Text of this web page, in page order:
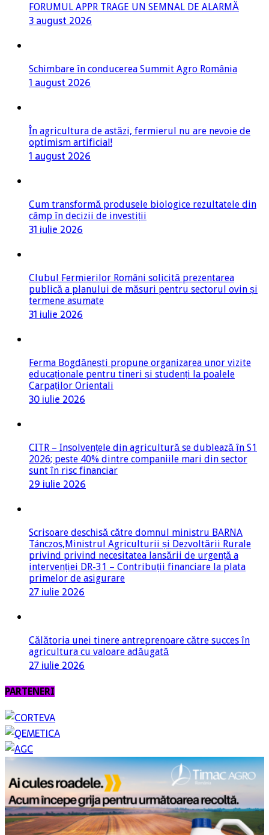
FORUMUL APPR TRAGE UN SEMNAL DE ALARMĂ
3 august 2026
Schimbare în conducerea Summit Agro România
1 august 2026
În agricultura de astăzi, fermierul nu are nevoie de
optimism artificial!
1 august 2026
Cum transformă produsele biologice rezultatele din
câmp în decizii de investiții
31 iulie 2026
Clubul Fermierilor Români solicită prezentarea
publică a planului de măsuri pentru sectorul ovin și
termene asumate
31 iulie 2026
Ferma Bogdănești propune organizarea unor vizite
educaționale pentru tineri și studenți la poalele
Carpaților Orientali
30 iulie 2026
CITR – Insolvențele din agricultură se dublează în S1
2026; peste 40% dintre companiile mari din sector
sunt în risc financiar
29 iulie 2026
Scrisoare deschisă către domnul ministru BARNA
Tánczos,Ministrul Agriculturii și Dezvoltării Rurale
privind privind necesitatea lansării de urgență a
intervenției DR-31 – Contribuții financiare la plata
primelor de asigurare
27 iulie 2026
Călătoria unei tinere antreprenoare către succes în
agricultura cu valoare adăugată
27 iulie 2026
PARTENERI